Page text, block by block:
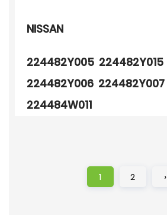
NISSAN
224482Y005 224482Y015
224482Y006 224482Y007
224484W011
1 2 ›